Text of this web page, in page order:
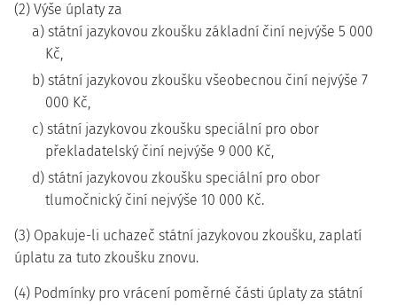
(2) Výše úplaty za
a) státní jazykovou zkoušku základní činí nejvýše 5 000
Kč,
b) státní jazykovou zkoušku všeobecnou činí nejvýše 7
000 Kč,
c) státní jazykovou zkoušku speciální pro obor
překladatelský činí nejvýše 9 000 Kč,
d) státní jazykovou zkoušku speciální pro obor
tlumočnický činí nejvýše 10 000 Kč.
(3) Opakuje-li uchazeč státní jazykovou zkoušku, zaplatí
úplatu za tuto zkoušku znovu.
(4) Podmínky pro vrácení poměrné části úplaty za státní